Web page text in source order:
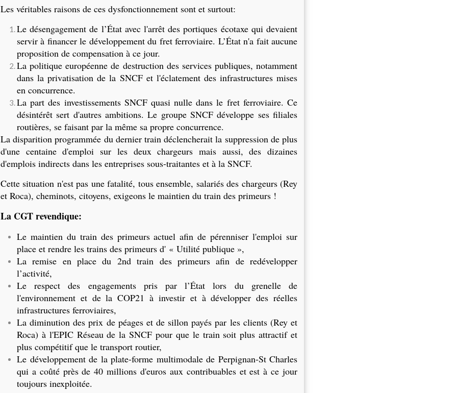
Les véritables raisons de ces dysfonctionnement sont et surtout:
Le désengagement de l’État avec l'arrêt des portiques écotaxe qui devaient
servir à financer le développement du fret ferroviaire. L’État n'a fait aucune
proposition de compensation à ce jour.
La politique européenne de destruction des services publiques, notamment
dans la privatisation de la SNCF et l'éclatement des infrastructures mises
en concurrence.
La part des investissements SNCF quasi nulle dans le fret ferroviaire. Ce
désintérêt sert d'autres ambitions. Le groupe SNCF développe ses filiales
routières, se faisant par la même sa propre concurrence.
La disparition programmée du dernier train déclencherait la suppression de plus
d'une centaine d'emploi sur les deux chargeurs mais aussi, des dizaines
d'emplois indirects dans les entreprises sous-traitantes et à la SNCF.
Cette situation n'est pas une fatalité, tous ensemble, salariés des chargeurs (Rey
et Roca), cheminots, citoyens, exigeons le maintien du train des primeurs !
La CGT revendique:
Le maintien du train des primeurs actuel afin de pérenniser l'emploi sur
place et rendre les trains des primeurs d' « Utilité publique »,
La remise en place du 2nd train des primeurs afin de redévelopper
l’activité,
Le respect des engagements pris par l’État lors du grenelle de
l'environnement et de la COP21 à investir et à développer des réelles
infrastructures ferroviaires,
La diminution des prix de péages et de sillon payés par les clients (Rey et
Roca) à l'EPIC Réseau de la SNCF pour que le train soit plus attractif et
plus compétitif que le transport routier,
Le développement de la plate-forme multimodale de Perpignan-St Charles
qui a coûté près de 40 millions d'euros aux contribuables et est à ce jour
toujours inexploitée.